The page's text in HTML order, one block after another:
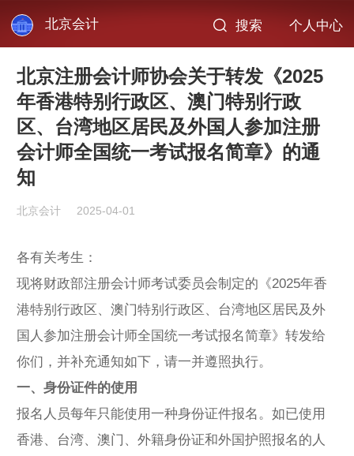
北京会计 搜索 个人中心
北京注册会计师协会关于转发《2025
年香港特别行政区、澳门特别行政
区、台湾地区居民及外国人参加注册
会计师全国统一考试报名简章》的通
知
北京会计 2025-04-01
各有关考生：
现将财政部注册会计师考试委员会制定的《2025年香
港特别行政区、澳门特别行政区、台湾地区居民及外
国人参加注册会计师全国统一考试报名简章》转发给
你们，并补充通知如下，请一并遵照执行。
一、身份证件的使用
报名人员每年只能使用一种身份证件报名。如已使用
香港、台湾、澳门、外籍身份证和外国护照报名的人